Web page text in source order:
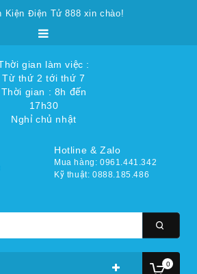
Kiện Điện Tử 888 xin chào!
gian làm việc :
Từ thứ 2 tới thứ 7
Thời gian : 8h đến
17h30
Nghỉ chủ nhật
0
Hotline & Zalo
Mua hàng: 0961.441.342
Kỹ thuật: 0888.185.486